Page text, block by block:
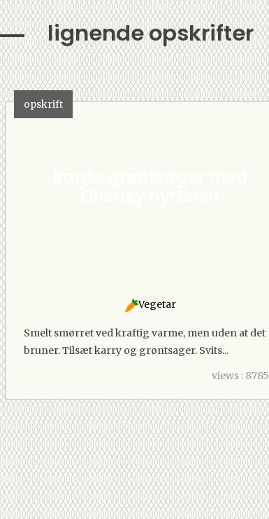
lignende opskrifter
opskrift
Vegetar
Smelt smørret ved kraftig varme, men uden at det
bruner. Tilsæt karry og grøntsager. Svits...
views : 8785